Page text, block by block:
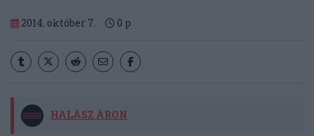
2014. október 7. 0 p
HALÁSZ ÁRON